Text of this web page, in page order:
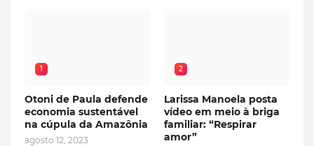
1
Otoni de Paula defende
economia sustentável
na cúpula da Amazônia
agosto 12, 2023
2
Larissa Manoela posta
vídeo em meio à briga
familiar: “Respirar
amor”